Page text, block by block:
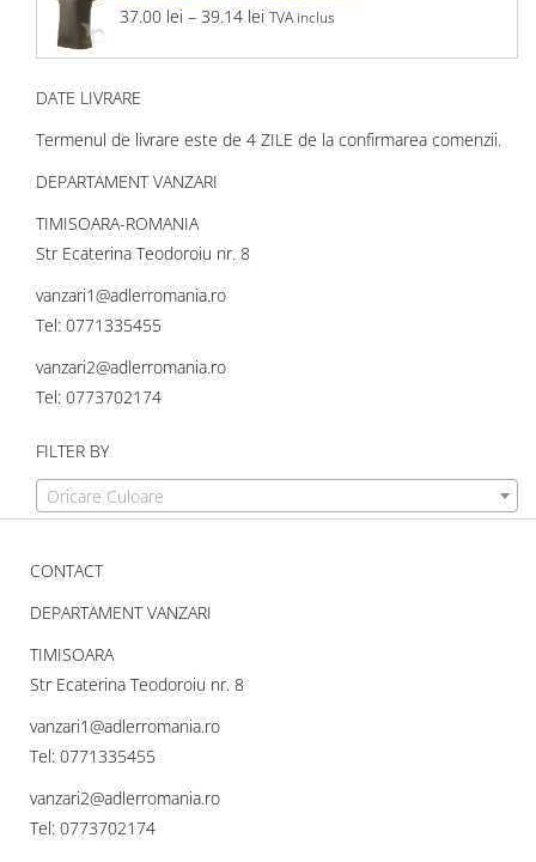
37.00 lei – 39.14 lei TVA inclus
DATE LIVRARE
Termenul de livrare este de 4 ZILE de la confirmarea comenzii.
DEPARTAMENT VANZARI
TIMISOARA-ROMANIA
Str Ecaterina Teodoroiu nr. 8
vanzari1@adlerromania.ro
Tel: 0771335455
vanzari2@adlerromania.ro
Tel: 0773702174
FILTER BY
Oricare Culoare
CONTACT
DEPARTAMENT VANZARI
TIMISOARA
Str Ecaterina Teodoroiu nr. 8
vanzari1@adlerromania.ro
Tel: 0771335455
vanzari2@adlerromania.ro
Tel: 0773702174